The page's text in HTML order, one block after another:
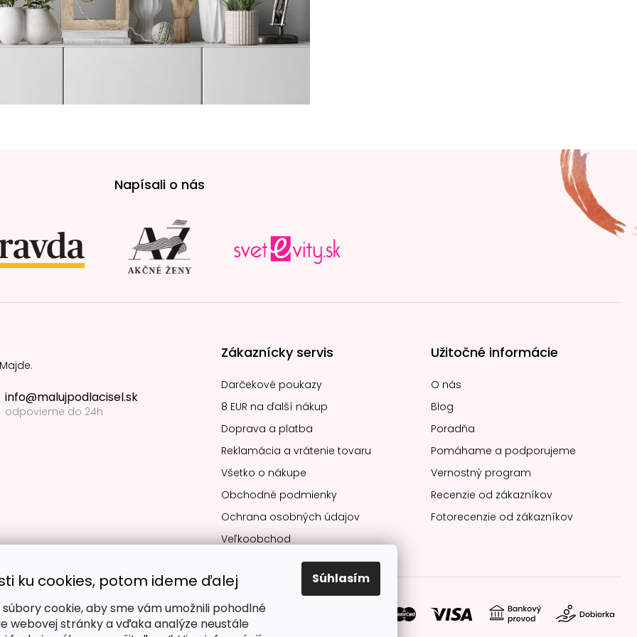
ku cookies, potom ideme ďalej
cookie, aby sme vám umožnili pohodlné
webovej stránky a vďaka analýze neustále
Súhlasím
Napísali o nás
info@malujpodlacisel.sk
odpovieme do 24h
Zákaznícky servis
Darčekové poukazy
8 EUR na ďalší nákup
Doprava a platba
Reklamácia a vrátenie tovaru
Všetko o nákupe
Obchodné podmienky
Ochrana osobných údajov
Veľkoobchod
Užitočné informácie
O nás
Blog
Poradňa
Pomáhame a podporujeme
Vernostný program
Recenzie od zákazníkov
Fotorecenzie od zákazníkov
Obľúbené spôsoby platby: